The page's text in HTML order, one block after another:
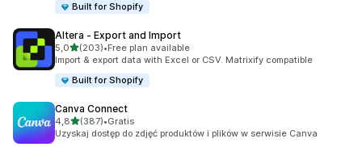
Built for Shopify
Altera ‑ Export and Import
5,0na 5 gwiazdek
(203)
Łączna liczba recenzji: 203
•Free plan available
Import & export data with Excel or CSV. Matrixify compatible
Built for Shopify
Canva Connect
4,8na 5 gwiazdek
(387)
Łączna liczba recenzji: 387
•Gratis
Uzyskaj dostęp do zdjęć produktów i plików w serwisie Canva